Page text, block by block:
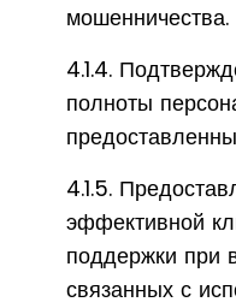
мошенничества.
4.1.4.
полноты
4.1.5.
эффективной
поддержки при
связанных с